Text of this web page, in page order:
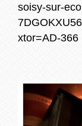
soisy-sur-
xtor=AD-366